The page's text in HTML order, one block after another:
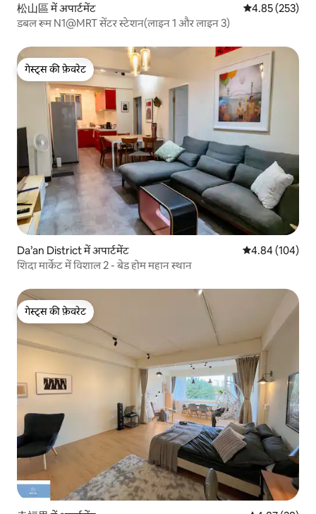
松山區 में अपार्टमेंट औसत रेटिंग 5 में से
4.85 (253)
डबल रूम N1@MRT सेंटर स्टेशन(लाइन 1 और लाइन 3)
गेस्ट्स की फ़ेवरेट
गेस्ट्स की फ़ेवरेट
Da’an District में अपार्टमेंट औसत रेटिंग 5 में से
4.84 (104)
शिदा मार्केट में विशाल 2 - बेड होम महान स्थान
गेस्ट्स की फ़ेवरेट
गेस्ट्स की फ़ेवरेट